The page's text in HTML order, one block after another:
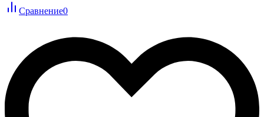
Сравнение0